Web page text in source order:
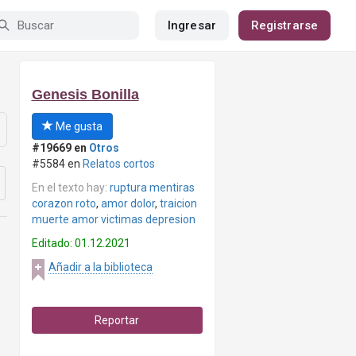
Ingresar Registrarse
Genesis Bonilla
Me gusta
#19669 en Otros
#5584 en Relatos cortos
En el texto hay: ruptura mentiras
corazon roto, amor dolor, traicion
muerte amor victimas depresion
Editado: 01.12.2021
Añadir a la biblioteca
Reportar